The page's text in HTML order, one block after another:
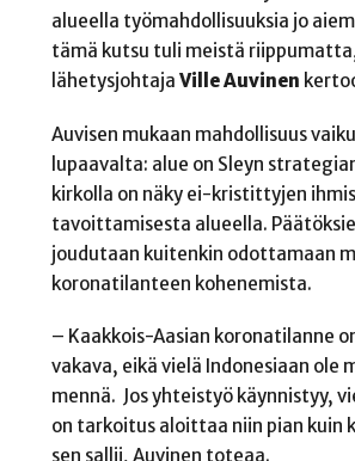
alueella työmahdollisuuksia jo
tämä kutsu tuli meistä
lähetysjohtaja Ville Auvinen
Auvisen mukaan mahdollisuus
lupaavalta: alue on Sleyn
kirkolla on näky ei-kristittyjen
tavoittamisesta alueella.
joudutaan kuitenkin odottamaan
koronatilanteen kohenemista.
– Kaakkois-Aasian koronatilanne
vakava, eikä vielä Indonesiaan ole
mennä. Jos yhteistyö käynnistyy,
on tarkoitus aloittaa niin pian kuin
sen sallii, Auvinen toteaa.